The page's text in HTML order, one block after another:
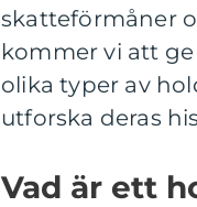
skatteförmåner
kommer vi att
olika typer av
utforska deras
Vad är ett